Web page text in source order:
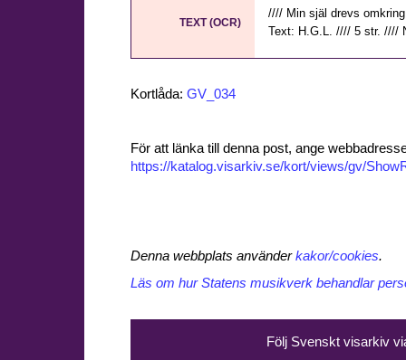
TEXT (OCR)
//// Min själ drevs
Text: H.G.L. //// 5 str. ////
Kortlåda: GV_034
För att länka till denna post, ange
https://katalog.visarkiv.se/kort/views/gv/
Denna webbplats använderkakor/cookies.
Läs om hur Statens musikverk behandlar
Följ Svenskt visarkiv